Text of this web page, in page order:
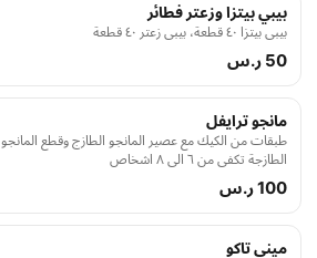
بيبي بيتزا وزعتر فطائر
بيبي بيتزا ٤۰ قطعة، بيبي زعتر ٤۰ قطعة
50 ر.س
مانجو ترايفل
طبقات من الكيك مع عصير المانجو الطازج وقطع المانجو
الطازجة تكفي من ٦ الى ٨ اشخاص
100 ر.س
ميني تاكو